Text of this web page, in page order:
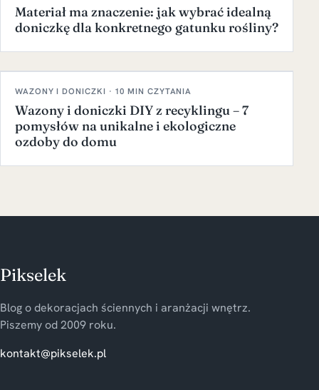
Materiał ma znaczenie: jak wybrać idealną
doniczkę dla konkretnego gatunku rośliny?
WAZONY I DONICZKI · 10 MIN CZYTANIA
Wazony i doniczki DIY z recyklingu – 7
pomysłów na unikalne i ekologiczne
ozdoby do domu
Pikselek
Blog o dekoracjach ściennych i aranżacji wnętrz.
Piszemy od 2009 roku.
kontakt@pikselek.pl